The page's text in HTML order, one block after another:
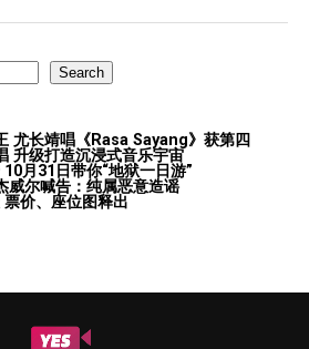
Search
尤长靖唱《Rasa Sayang》获第四
升级打造沉浸式音乐宇宙
月31日带你“地狱一日游”
威尔喊告：纯属恶意造谣
价、座位图释出